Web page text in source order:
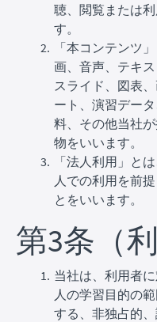
聴、閲覧または
す。
「本コンテンツ
画、音声、テキス
スライド、図表
ート、演習デー
料、その他当社
物をいいます。
「法人利用」と
人での利用を前
とをいいます。
第3条（
当社は、利用者
人の学習目的の
する、非独占的